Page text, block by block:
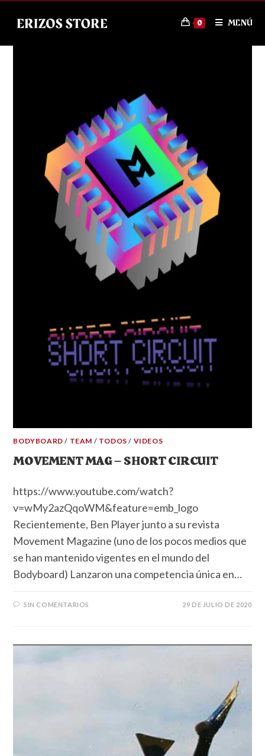
0 MENÚ
BODYBOARD / TEAM / TODOS / VIDEOS
MOVEMENT MAG – SHORT CIRCUIT
https://www.youtube.com/watch?
v=wMy2azQqoWM&feature=emb_logo
Recientemente, Ben Player junto a su revista
Movement Magazine (uno de los pocos medios que
se han mantenido vigentes en el mundo del
Bodyboard) Lanzaron una competencia única en…
SIN COMENTARIOS 29 DE JULIO DE 2020